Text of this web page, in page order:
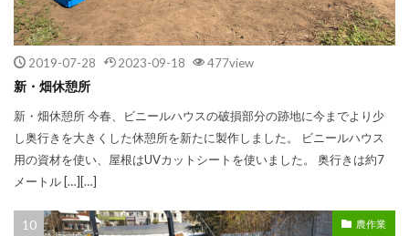
2019-07-28 2023-09-18 477view
新・畑休憩所
新・畑休憩所 今春、ビニールハウスの破損部分の跡地に今までより少
し奥行きを大きくした休憩所を新たに製作しました。 ビニールハウス
用の資材を使い、屋根はUVカットシートを使いました。 奥行きは約7
メートル […][…]
農作業